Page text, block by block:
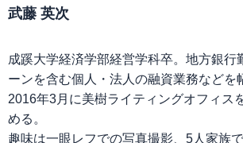
武藤 英次
成蹊大学経済学部経営学科卒。地方銀行
ーンを含む個人・法人の融資業務などを
2016年3月に美樹ライティングオフィス
める。
趣味は一眼レフでの写真撮影、5人家族